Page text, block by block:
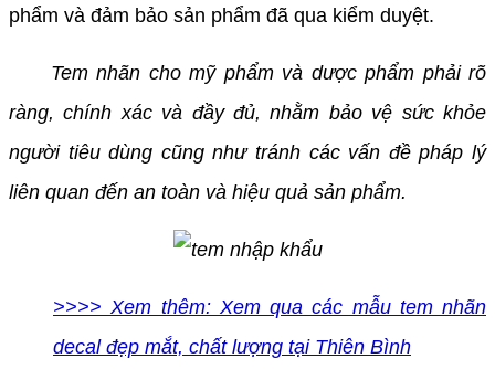
phẩm và đảm bảo sản phẩm đã qua kiểm duyệt.
Tem nhãn cho mỹ phẩm và dược phẩm phải rõ
ràng, chính xác và đầy đủ, nhằm bảo vệ sức khỏe
người tiêu dùng cũng như tránh các vấn đề pháp lý
liên quan đến an toàn và hiệu quả sản phẩm.
>>>> Xem thêm: Xem qua các mẫu tem nhãn
decal đẹp mắt, chất lượng tại Thiên Bình